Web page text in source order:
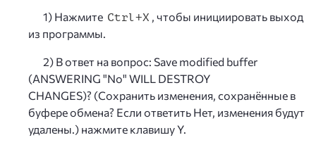
1) Нажмите Ctrl+Х
, чтобы инициировать выход
из программы.
2) В ответ на вопрос: Save modified buffer
(ANSWERING "No" WILL DESTROY
CHANGES)? (Сохранить изменения, сохранённые в
буфере обмена? Если ответить Нет, изменения будут
удалены.) нажмите клавишу Y.